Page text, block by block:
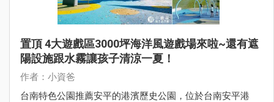
置頂 4大遊戲區3000坪海洋風遊戲場來啦~還有遮
陽設施跟水霧讓孩子清涼一夏！
作者：小資爸
台南特色公園推薦安平的港濱歷史公園，位於台南安平港